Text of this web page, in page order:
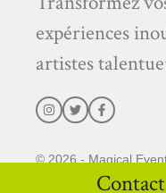
expériences
artistes
© 2026 - Magical